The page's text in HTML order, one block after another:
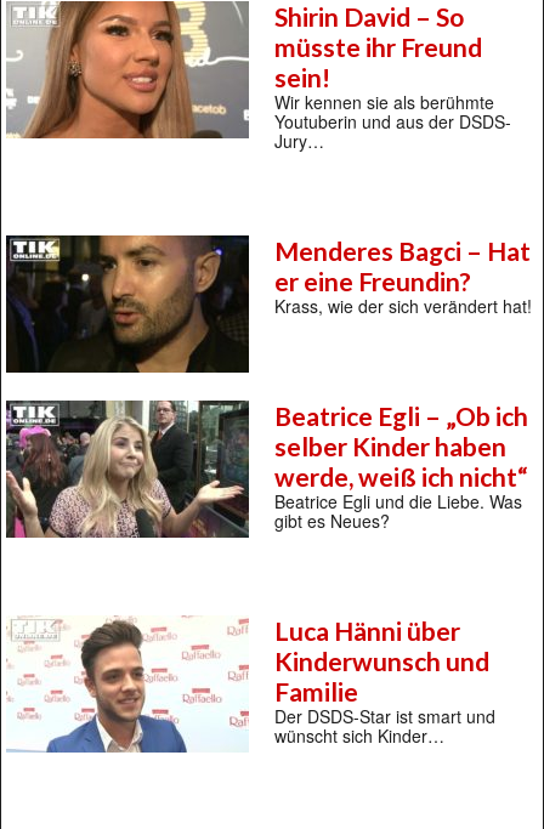
Shirin David – So
müsste ihr Freund
sein!
Wir kennen sie als berühmte
Youtuberin und aus der DSDS-
Jury…
Menderes Bagci – Hat
er eine Freundin?
Krass, wie der sich verändert hat!
Beatrice Egli – „Ob ich
selber Kinder haben
werde, weiß ich nicht“
Beatrice Egli und die Liebe. Was
gibt es Neues?
Luca Hänni über
Kinderwunsch und
Familie
Der DSDS-Star ist smart und
wünscht sich Kinder…